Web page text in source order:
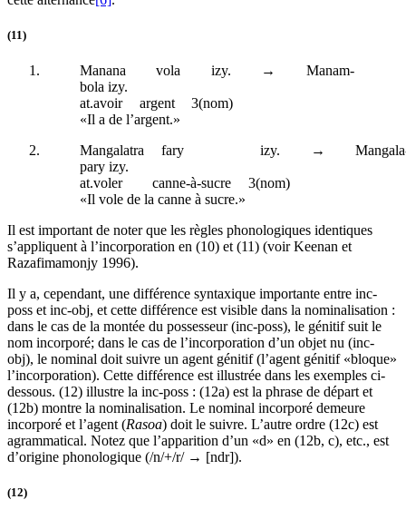
(11)
Manana vola izy. →
Manam-
bola izy.
at.avoir argent 3(nom)
«Il a de l’argent.»
Mangalatra
fary izy. →
pary izy.
at.voler canne-à-sucre 3(nom)
«Il vole de la canne à sucre.»
Il est important de noter que les règles phonologiques identiques
s’appliquent à l’incorporation en (10) et (11) (voir Keenan et
Razafimamonjy 1996).
Il y a, cependant, une différence syntaxique importante entre inc-
poss et inc-obj, et cette différence est visible dans la nominalisation :
dans le cas de la montée du possesseur (inc-poss), le génitif suit le
nom incorporé; dans le cas de l’incorporation d’un objet nu (inc-
obj), le nominal doit suivre un agent génitif (l’agent génitif «bloque»
l’incorporation). Cette différence est illustrée dans les exemples ci-
dessous. (12) illustre la inc-poss : (12a) est la phrase de départ et
(12b) montre la nominalisation. Le nominal incorporé demeure
incorporé et l’agent (Rasoa) doit le suivre. L’autre ordre (12c) est
agrammatical. Notez que l’apparition d’un «d» en (12b, c), etc., est
d’origine phonologique (/n/+/r/ → [ndr]).
(12)